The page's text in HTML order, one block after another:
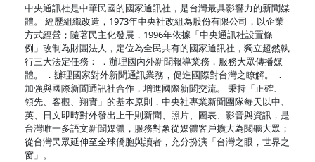
中央通訊社是中華民國的國家通訊社，是台灣最具影響力的新聞媒
體。 經歷組織改造，1973年中央社改組為股份有限公司，以企業
方式經營；隨著民主化發展，1996年依據「中央通訊社設置條
例」改制為財團法人，定位為全民共有的國家通訊社，獨立超然執
行三大法定任務： ．辦理國內外新聞報導業務，服務大眾傳播媒
體。 ．辦理國家對外新聞通訊業務，促進國際對台灣之瞭解。 ．
加強與國際新聞通訊社合作，增進國際新聞交流。 秉持「正確、
領先、客觀、翔實」的基本原則，中央社專業新聞團隊每天以中、
英、日文即時對外發出上千則新聞、照片、圖表、影音與資訊，是
台灣唯一多語文新聞媒體，服務對象從媒體客戶擴大為閱聽大眾；
從台灣民眾延伸至全球僑胞與讀者，充分扮演「台灣之眼，世界之
窗」。